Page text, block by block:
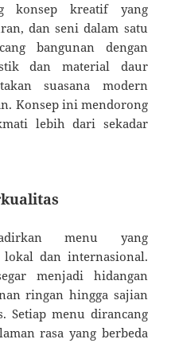
konsep kreatif yang
dan seni dalam satu
bangunan dengan
dan material daur
suasana modern
Konsep ini mendorong
lebih dari sekadar
menu yang
lokal dan internasional.
menjadi hidangan
ringan hingga sajian
Setiap menu dirancang
rasa yang berbeda